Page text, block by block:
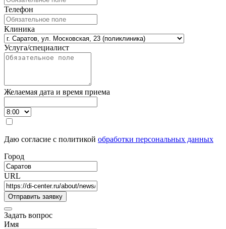
Телефон
Клиника
Услуга/специалист
Желаемая дата и время приема
Даю согласие с политикой обработки персональных данных
Город
URL
Задать вопрос
Имя